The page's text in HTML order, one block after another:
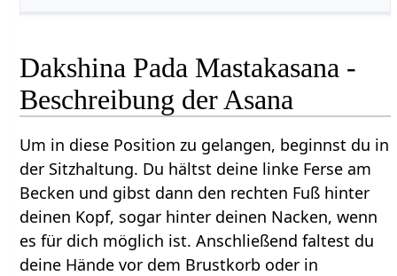
Dakshina Pada Mastakasana -
Beschreibung der Asana
Um in diese Position zu gelangen, beginnst du in
der Sitzhaltung. Du hältst deine linke Ferse am
Becken und gibst dann den rechten Fuß hinter
deinen Kopf, sogar hinter deinen Nacken, wenn
es für dich möglich ist. Anschließend faltest du
deine Hände vor dem Brustkorb oder in